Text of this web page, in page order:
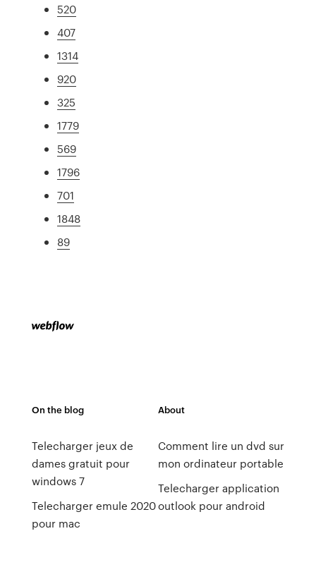
520
407
1314
920
325
1779
569
1796
701
1848
89
On the blog
Telecharger jeux de
dames gratuit pour
windows 7
Telecharger emule 2020
pour mac
About
Comment lire un dvd sur
mon ordinateur portable
Telecharger application
outlook pour android